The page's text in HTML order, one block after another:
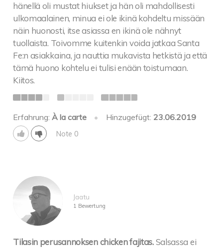
hänellä oli mustat hiukset ja hän oli mahdollisesti
ulkomaalainen, minua ei ole ikinä kohdeltu missään
näin huonosti, itse asiassa en ikinä ole nähnyt
tuollaista. Toivomme kuitenkin voida jatkaa Santa
Fe:n asiakkaina, ja nauttia mukavista hetkistä ja että
tämä huono kohtelu ei tulisi enään toistumaan.
Kiitos.
Erfahrung:À la carte • Hinzugefügt: 23.06.2019
Note 0
Jaatu
1 Bewertung
Tilasin perusannoksen chicken fajitas. Salsassa ei